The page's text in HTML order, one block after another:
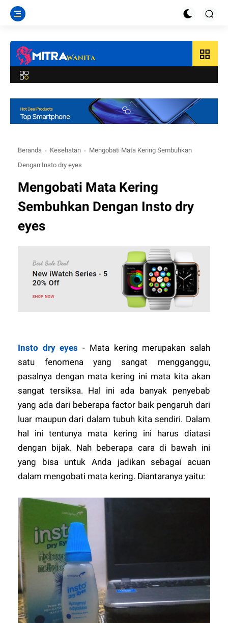
grid_view
Beranda Kesehatan
Mengobati Mata Kering Sembuhkan
Dengan Insto dry eyes
Mengobati Mata Kering
Sembuhkan Dengan Insto dry
eyes
Insto dry eyes - Mata kering merupakan salah
satu fenomena yang sangat mengganggu,
pasalnya dengan mata kering ini mata kita akan
sangat tersiksa. Hal ini ada banyak penyebab
yang ada dari beberapa factor baik pengaruh dari
luar maupun dari dalam tubuh kita sendiri. Dalam
hal ini tentunya mata kering ini harus diatasi
dengan bijak. Nah beberapa cara di bawah ini
yang bisa untuk Anda jadikan sebagai acuan
dalam mengobati mata kering. Diantaranya yaitu: